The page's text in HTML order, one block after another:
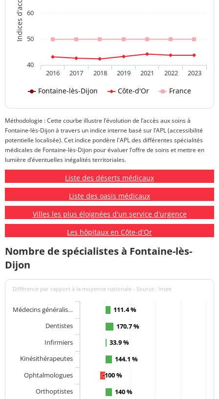
Fontaine-lès-Dijon Côte-d'Or France
2016 2017 2018 2019 2021 2022 2023
40
50
60
Méthodologie : Cette courbe illustre l’évolution de l’accès aux soins à
Fontaine-lès-Dijon à travers un indice interne basé sur l’APL (accessibilité
potentielle localisée). Cet indice pondère l'APL des différentes spécialités
médicales de Fontaine-lès-Dijon pour évaluer l’offre de soins et mettre en
lumière d’éventuelles inégalités territoriales.
Liste des déserts médicaux
Liste des oasis médicaux
Villes les plus éloignées d'un service d'urgence
Les hôpitaux en Côte-d'Or
Nombre de spécialistes à Fontaine-lès-
Dijon
Différence par rapport à la moyenne nationale - Source : Insee
111.4 %
170.7 %
33.9 %
144.1 %
-100 %
140 %
Médecins généralis…
Dentistes
Infirmiers
Kinésithérapeutes
Ophtalmologues
Orthoptistes